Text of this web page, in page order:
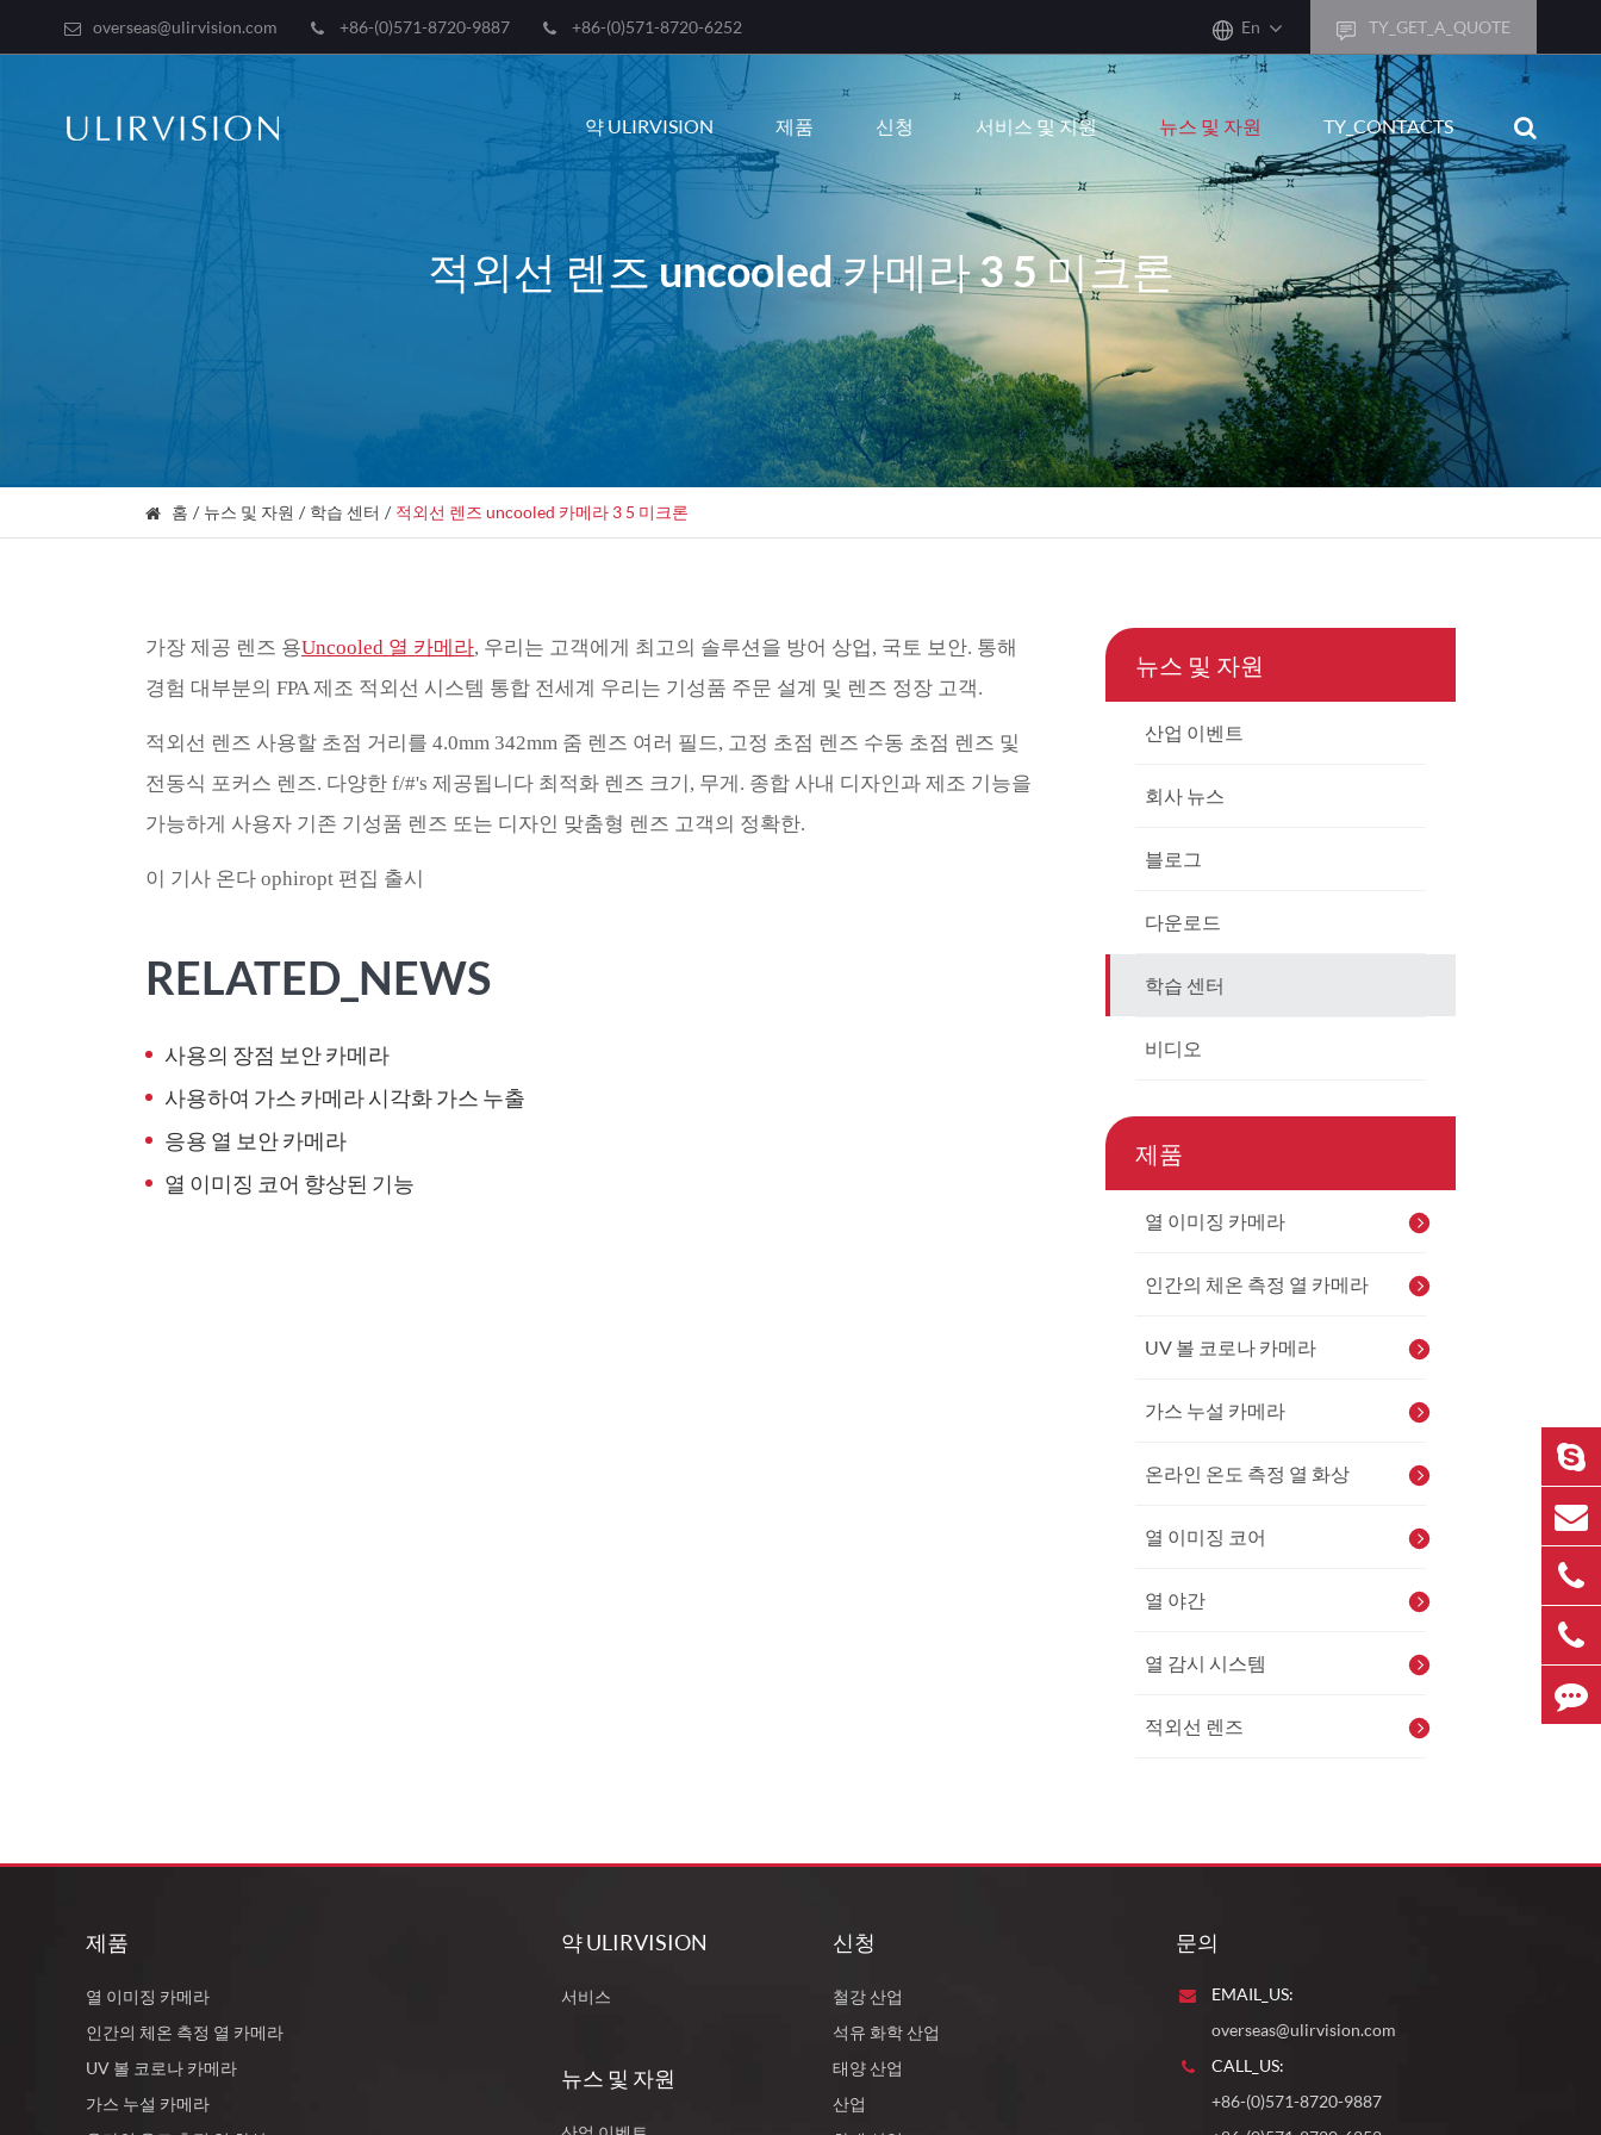
overseas@ulirvision.com +86-(0)571-8720-9887 +86-(0)571-8720-6252 En
English
한국어
français
Deutsch
Español
русский
português
TY_GET_A_QUOTE
약 ULIRVISION 제품 신청 서비스 및 지원 뉴스 및 자원 TY_CONTACTS
적외선 렌즈 uncooled 카메라 3 5 미크론
홈 뉴스 및 자원 학습 센터 적외선 렌즈 uncooled 카메라 3 5 미크론
가장 제공 렌즈 용Uncooled 열 카메라, 우리는 고객에게 최고의 솔루션을 방어 상업, 국토 보안. 통해
경험 대부분의 FPA 제조 적외선 시스템 통합 전세계 우리는 기성품 주문 설계 및 렌즈 정장 고객.
적외선 렌즈 사용할 초점 거리를 4.0mm 342mm 줌 렌즈 여러 필드, 고정 초점 렌즈 수동 초점 렌즈 및
전동식 포커스 렌즈. 다양한 f/#'s 제공됩니다 최적화 렌즈 크기, 무게. 종합 사내 디자인과 제조 기능을
가능하게 사용자 기존 기성품 렌즈 또는 디자인 맞춤형 렌즈 고객의 정확한.
이 기사 온다 ophiropt 편집 출시
RELATED_NEWS
사용의 장점 보안 카메라
사용하여 가스 카메라 시각화 가스 누출
응용 열 보안 카메라
열 이미징 코어 향상된 기능
뉴스 및 자원
산업 이벤트
회사 뉴스
블로그
다운로드
학습 센터
비디오
제품
열 이미징 카메라
인간의 체온 측정 열 카메라
UV 볼 코로나 카메라
가스 누설 카메라
온라인 온도 측정 열 화상
열 이미징 코어
열 야간
열 감시 시스템
적외선 렌즈
제품
열 이미징 카메라
인간의 체온 측정 열 카메라
UV 볼 코로나 카메라
가스 누설 카메라
약 ULIRVISION
서비스
뉴스 및 자원
신청
철강 산업
석유 화학 산업
태양 산업
산업
문의
EMAIL_US:
overseas@ulirvision.com
CALL_US:
+86-(0)571-8720-9887